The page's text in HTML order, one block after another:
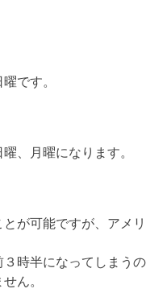
です。
、月曜になります。
が可能ですが、アメリ
時半になってしまうの
ん。